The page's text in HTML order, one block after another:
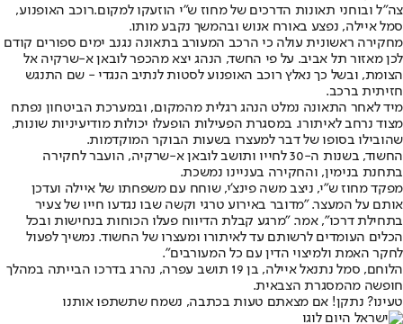
צה"ל ובוחני תאונות הדרכים של מחוז ש"י הוזעקו למקום.רוכב האופנוע,
סמל איילה, נפצע באורח אנוש ובהמשך נקבע מותו.
מחקירה ראשונית עולה כי הרכב המעורב בתאונה נגנב ימים ספורים קודם
לכן מאזור תל אביב. על פי החשד, הנהג יצא מהכפר לובאן א-שרקיה אל
הצומת, ובשל כך נאלץ רוכב האופנוע לסטות לנתיב הנגדי - שם התנגש
חזיתית ברכב.
מיד לאחר התאונה נמלט הנהג רגלית מהמקום, ובמערכת הביטחון נפתח
מצוד נרחב לאיתורו. במסגרת הפעילות הופעלו יכולות מודיעיניות שונות,
שהובילו בסופו של דבר למעצרו בשעות הבוקר המוקדמות.
החשוד, בשנות ה-30 לחייו ותושב לובאן א-שרקיה, הועבר לחקירה
בתחנת בנימין, והחקירה בעניינו נמשכת.
מפקד מחוז ש"י, ניצב משה פינצ'י, שוחח עם משפחתו של איילה ועדכן
אותם על המעצר. "מדובר באירוע טרגי וקשה שבו נגדעו חייו של צעיר
בתחילת דרכו", אמר. "מרגע קבלת הדיווח פעלו הכוחות בנחישות ובכל
הכלים העומדים לרשותם עד לאיתורו ומעצרו של החשוד. נמשיך לפעול
לחקר האמת ולמיצוי הדין עם כל המעורבים".
הלוחם, סמל נתנאל איילה, בן 19 תושב עפרה, נהרג בדרכו הבייתה במהלך
חופשה מהמסגרת הצבאית.
טעינו? נתקן! אם מצאתם טעות בכתבה, נשמח שתשתפו אותנו